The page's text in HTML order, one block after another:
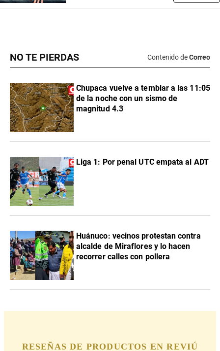
NO TE PIERDAS Contenido deCorreo
Chupaca vuelve a temblar a las 11:05
de la noche con un sismo de
magnitud 4.3
Liga 1: Por penal UTC empata al ADT
Huánuco: vecinos protestan contra
alcalde de Miraflores y lo hacen
recorrer calles con pollera